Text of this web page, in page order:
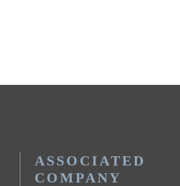
ASSOCIATED
COMPANY